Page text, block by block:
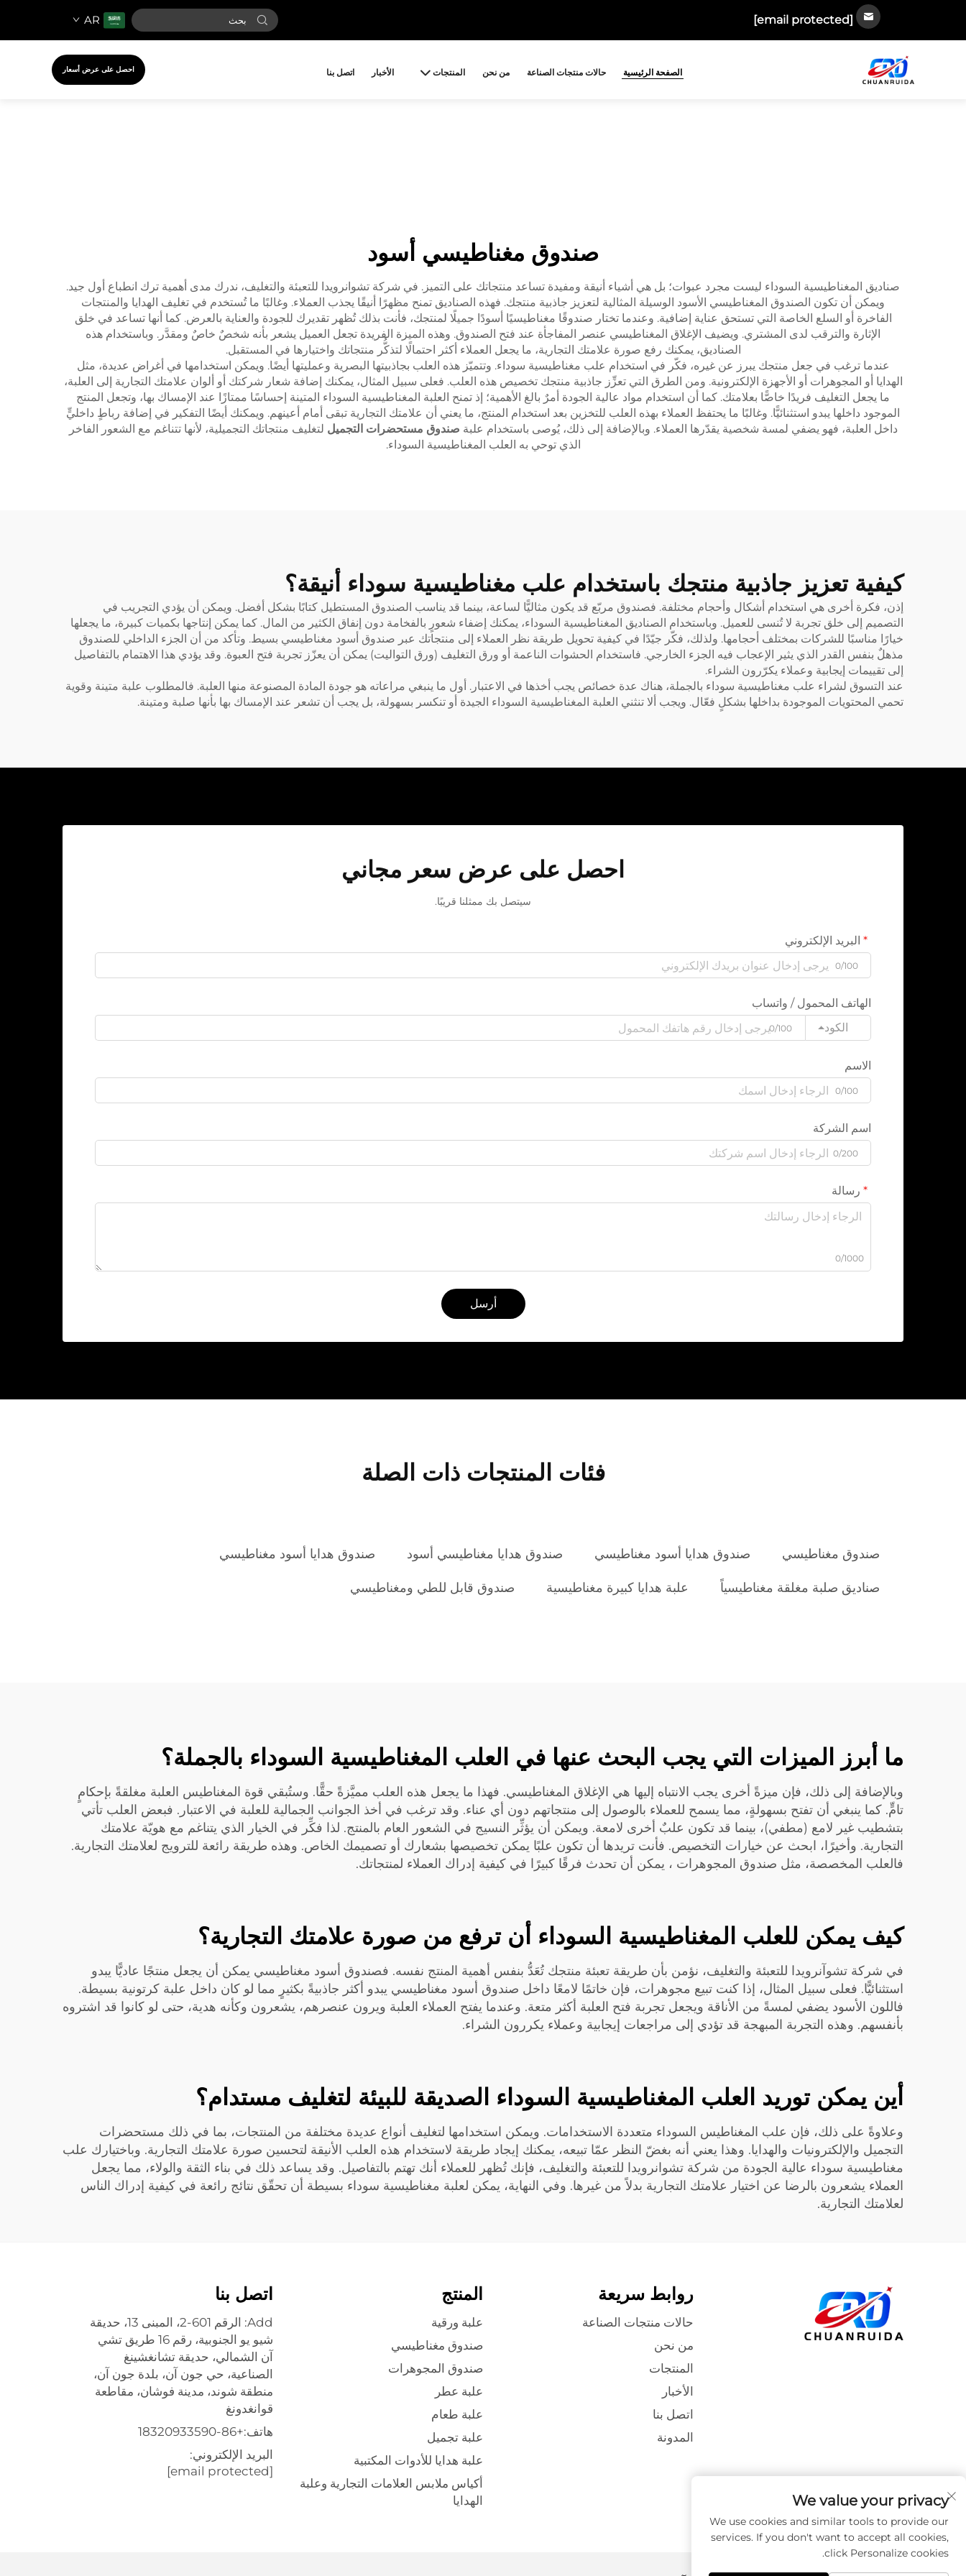
[email protected]
AR
الصفحة الرئيسية حالات منتجات الصناعة من نحن المنتجات الأخبار اتصل بنا احصل على عرض أسعار
صندوق مغناطيسي أسود
صناديق المغناطيسية السوداء ليست مجرد عبوات؛ بل هي أشياء أنيقة ومفيدة تساعد منتجاتك على التميز. في شركة تشوانرويدا للتعبئة والتغليف، ندرك مدى أهمية ترك انطباع أول جيد.
ويمكن أن تكون الصندوق المغناطيسي الأسود الوسيلة المثالية لتعزيز جاذبية منتجك. فهذه الصناديق تمنح مظهرًا أنيقًا يجذب العملاء. وغالبًا ما تُستخدم في تغليف الهدايا والمنتجات
الفاخرة أو السلع الخاصة التي تستحق عناية إضافية. وعندما تختار صندوقًا مغناطيسيًا أسودًا جميلًا لمنتجك، فأنت بذلك تُظهر تقديرك للجودة والعناية بالعرض. كما أنها تساعد في خلق
الإثارة والترقب لدى المشتري. ويضيف الإغلاق المغناطيسي عنصر المفاجأة عند فتح الصندوق. وهذه الميزة الفريدة تجعل العميل يشعر بأنه شخصٌ خاصٌ ومقدَّر. وباستخدام هذه
الصناديق، يمكنك رفع صورة علامتك التجارية، ما يجعل العملاء أكثر احتمالًا لتذكُّر منتجاتك واختيارها في المستقبل.
عندما ترغب في جعل منتجك يبرز عن غيره، فكّر في استخدام علب مغناطيسية سوداء. وتتميّز هذه العلب بجاذبيتها البصرية وعمليتها أيضًا. ويمكن استخدامها في أغراض عديدة، مثل
الهدايا أو المجوهرات أو الأجهزة الإلكترونية. ومن الطرق التي تعزِّز جاذبية منتجك تخصيص هذه العلب. فعلى سبيل المثال، يمكنك إضافة شعار شركتك أو ألوان علامتك التجارية إلى العلبة،
ما يجعل التغليف فريدًا خاصًّا بعلامتك. كما أن استخدام مواد عالية الجودة أمرٌ بالغ الأهمية؛ إذ تمنح العلبة المغناطيسية السوداء المتينة إحساسًا ممتازًا عند الإمساك بها، وتجعل المنتج
الموجود داخلها يبدو استثنائيًّا. وغالبًا ما يحتفظ العملاء بهذه العلب للتخزين بعد استخدام المنتج، ما يعني أن علامتك التجارية تبقى أمام أعينهم. ويمكنك أيضًا التفكير في إضافة رباطٍ داخليٍّ
داخل العلبة، فهو يضفي لمسة شخصية يقدّرها العملاء. وبالإضافة إلى ذلك، يُوصى باستخدام علبة صندوق مستحضرات التجميل لتغليف منتجاتك التجميلية، لأنها تتناغم مع الشعور الفاخر
الذي توحي به العلب المغناطيسية السوداء.
كيفية تعزيز جاذبية منتجك باستخدام علب مغناطيسية سوداء أنيقة؟
إذن، فكرة أخرى هي استخدام أشكال وأحجام مختلفة. فصندوق مربّع قد يكون مثاليًّا لساعة، بينما قد يناسب الصندوق المستطيل كتابًا بشكل أفضل. ويمكن أن يؤدي التجريب في
التصميم إلى خلق تجربة لا تُنسى للعميل. وباستخدام الصناديق المغناطيسية السوداء، يمكنك إضفاء شعورٍ بالفخامة دون إنفاق الكثير من المال. كما يمكن إنتاجها بكميات كبيرة، ما يجعلها
خيارًا مناسبًا للشركات بمختلف أحجامها. ولذلك، فكّر جيّدًا في كيفية تحويل طريقة نظر العملاء إلى منتجاتك عبر صندوق أسود مغناطيسي بسيط. وتأكد من أن الجزء الداخلي للصندوق
مذهلٌ بنفس القدر الذي يثير الإعجاب فيه الجزء الخارجي. فاستخدام الحشوات الناعمة أو ورق التغليف (ورق التواليت) يمكن أن يعزّز تجربة فتح العبوة. وقد يؤدي هذا الاهتمام بالتفاصيل
إلى تقييمات إيجابية وعملاء يكرّرون الشراء.
عند التسوق لشراء علب مغناطيسية سوداء بالجملة، هناك عدة خصائص يجب أخذها في الاعتبار. أول ما ينبغي مراعاته هو جودة المادة المصنوعة منها العلبة. فالمطلوب علبة متينة وقوية
تحمي المحتويات الموجودة بداخلها بشكلٍ فعّال. ويجب ألا تنثني العلبة المغناطيسية السوداء الجيدة أو تنكسر بسهولة، بل يجب أن تشعر عند الإمساك بها بأنها صلبة ومتينة.
احصل على عرض سعر مجاني
سيتصل بك ممثلنا قريبًا.
البريد الإلكتروني
0/100
الهاتف المحمول / واتساب
الكود
0/100
الاسم
0/100
اسم الشركة
0/200
رسالة
0/1000
أرسل
فئات المنتجات ذات الصلة
صندوق مغناطيسي صندوق هدايا أسود مغناطيسي صندوق هدايا مغناطيسي أسود صندوق هدايا أسود مغناطيسي
صناديق صلبة مغلقة مغناطيسياً علبة هدايا كبيرة مغناطيسية صندوق قابل للطي ومغناطيسي
ما أبرز الميزات التي يجب البحث عنها في العلب المغناطيسية السوداء بالجملة؟
وبالإضافة إلى ذلك، فإن ميزةً أخرى يجب الانتباه إليها هي الإغلاق المغناطيسي. فهذا ما يجعل هذه العلب مميَّزةً حقًّا. وستُبقي قوة المغناطيس العلبة مغلقةً بإحكامٍ
تامٍّ. كما ينبغي أن تفتح بسهولةٍ، مما يسمح للعملاء بالوصول إلى منتجاتهم دون أي عناء. وقد ترغب في أخذ الجوانب الجمالية للعلبة في الاعتبار. فبعض العلب تأتي
بتشطيب غير لامع (مطفي)، بينما قد تكون علبٌ أخرى لامعة. ويمكن أن يؤثِّر النسيج في الشعور العام بالمنتج. لذا فكِّر في الخيار الذي يتناغم مع هويّة علامتك
التجارية. وأخيرًا، ابحث عن خيارات التخصيص. فأنت تريدها أن تكون علبًا يمكن تخصيصها بشعارك أو تصميمك الخاص. وهذه طريقة رائعة للترويج لعلامتك التجارية.
فالعلب المخصصة، مثل صندوق المجوهرات ، يمكن أن تحدث فرقًا كبيرًا في كيفية إدراك العملاء لمنتجاتك.
كيف يمكن للعلب المغناطيسية السوداء أن ترفع من صورة علامتك التجارية؟
في شركة تشوآنرويدا للتعبئة والتغليف، نؤمن بأن طريقة تعبئة منتجك تُعَدُّ بنفس أهمية المنتج نفسه. فصندوق أسود مغناطيسي يمكن أن يجعل منتجًا عاديًّا يبدو
استثنائيًّا. فعلى سبيل المثال، إذا كنت تبيع مجوهرات، فإن خاتمًا لامعًا داخل صندوق أسود مغناطيسي يبدو أكثر جاذبيةً بكثيرٍ مما لو كان داخل علبة كرتونية بسيطة.
فاللون الأسود يضفي لمسةً من الأناقة ويجعل تجربة فتح العلبة أكثر متعة. وعندما يفتح العملاء العلبة ويرون عنصرهم، يشعرون وكأنه هدية، حتى لو كانوا قد اشتروه
بأنفسهم. وهذه التجربة المبهجة قد تؤدي إلى مراجعات إيجابية وعملاء يكررون الشراء.
أين يمكن توريد العلب المغناطيسية السوداء الصديقة للبيئة لتغليف مستدام؟
وعلاوةً على ذلك، فإن علب المغناطيس السوداء متعددة الاستخدامات. ويمكن استخدامها لتغليف أنواع عديدة مختلفة من المنتجات، بما في ذلك مستحضرات
التجميل والإلكترونيات والهدايا. وهذا يعني أنه بغضّ النظر عمّا تبيعه، يمكنك إيجاد طريقة لاستخدام هذه العلب الأنيقة لتحسين صورة علامتك التجارية. وباختيارك علب
مغناطيسية سوداء عالية الجودة من شركة تشوانرويدا للتعبئة والتغليف، فإنك تُظهر للعملاء أنك تهتم بالتفاصيل. وقد يساعد ذلك في بناء الثقة والولاء، مما يجعل
العملاء يشعرون بالرضا عن اختيار علامتك التجارية بدلاً من غيرها. وفي النهاية، يمكن لعلبة مغناطيسية سوداء بسيطة أن تحقّق نتائج رائعة في كيفية إدراك الناس
لعلامتك التجارية.
روابط سريعة
حالات منتجات الصناعة
من نحن
المنتجات
الأخبار
اتصل بنا
المدونة
المنتج
علبة ورقية
صندوق مغناطيسي
صندوق المجوهرات
علبة عطر
علبة طعام
علبة تجميل
علبة هدايا للأدوات المكتبية
أكياس ملابس العلامات التجارية وعلبة
الهدايا
اتصل بنا
Add: الرقم 601-2، المبنى 13، حديقة
شيو يو الجنوبية، رقم 16 طريق تشي
آن الشمالي، حديقة تشانغشينغ
الصناعية، حي جون آن، بلدة جون آن،
منطقة شوند، مدينة فوشان، مقاطعة
قوانغدونغ
هاتف:+86-18320933590
البريد الإلكتروني:
[email protected]
We value your privacy
We use cookies and similar tools to provide our
services. If you don't want to accept all cookies,
click Personalize cookies.